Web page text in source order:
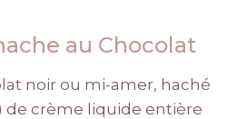
au Chocolat
noir ou mi-amer, haché
de crème liquide entière